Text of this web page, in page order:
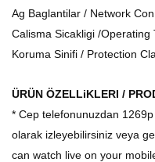
Ag Baglantilar / Network
Calisma Sicakligi /Operating
Koruma Sinifi / Protection
ÜRÜN ÖZELLiKLERI /
* Cep telefonunuzdan
olarak izleyebilirsiniz veya
can watch live on your